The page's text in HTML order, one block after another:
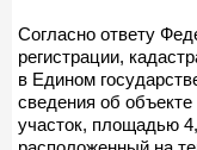
Согласно ответу
регистрации,
в Едином
сведения об
участок, площадью